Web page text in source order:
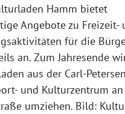
Hamm bietet
Angebote zu Freizeit-
für die
an. Zum Jahresende
aus der Carl-
und Kulturzentrum
umziehen. Bild: